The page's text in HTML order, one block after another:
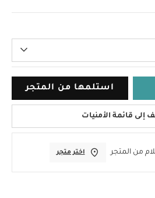
استلمها من المتجر
إلى قائمة الأمنيات
من المتجر اختر متجر